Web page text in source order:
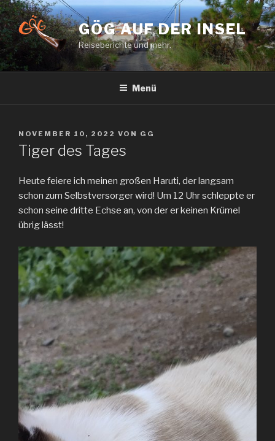
Zum
Inhalt
springen
GÖG AUF DER INSEL
Reiseberichte und mehr.
Menü
VERÖFFENTLICHT
AM
NOVEMBER 10, 2022 VON GG
Tiger des Tages
Heute feiere ich meinen großen Haruti, der langsam
schon zum Selbstversorger wird! Um 12 Uhr schleppte er
schon seine dritte Echse an, von der er keinen Krümel
übrig lässt!